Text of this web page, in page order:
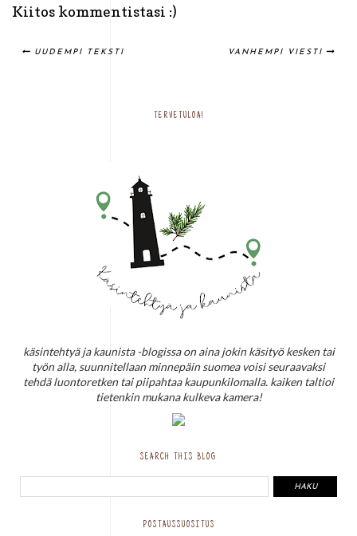
Kiitos kommentistasi :)
UUDEMPI TEKSTI VANHEMPI VIESTI
TERVETULOA!
käsintehtyä ja kaunista -blogissa on aina jokin käsityö kesken tai
työn alla, suunnitellaan minnepäin suomea voisi seuraavaksi
tehdä luontoretken tai piipahtaa kaupunkilomalla. kaiken taltioi
tietenkin mukana kulkeva kamera!
SEARCH THIS BLOG
POSTAUSSUOSITUS